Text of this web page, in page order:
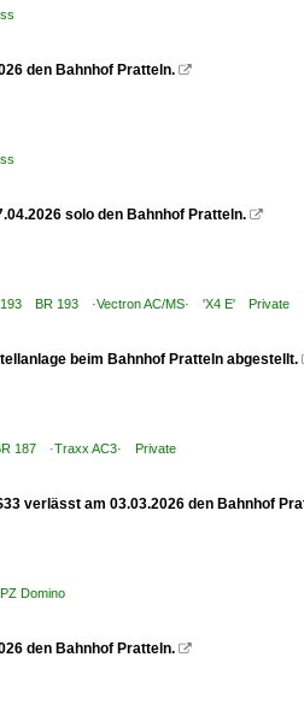
den Bahnhof Pratteln. 
solo den Bahnhof Pratteln. 
193 BR 193 ·Vectron AC/MS· 'X4 E' Private
beim Bahnhof Pratteln abgestellt.
187 ·Traxx AC3· Private
verlässt am 03.03.2026 den Bahnhof
Domino
den Bahnhof Pratteln. 